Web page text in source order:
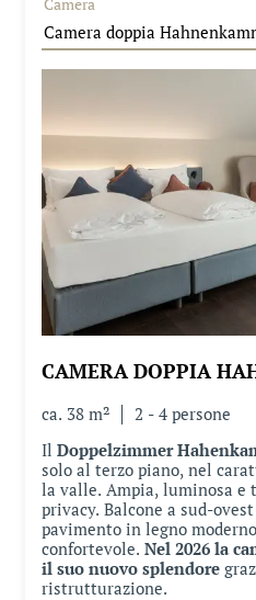
CAMERA DOPPIA
ca. 38m² 2 - 4 persone
Il Doppelzimmer
solo al terzo piano, nel
la valle. Ampia, luminosa e
privacy. Balcone a sud-
pavimento in legno
confortevole. Nel 2026 la
il suo nuovo splendore
ristrutturazione.